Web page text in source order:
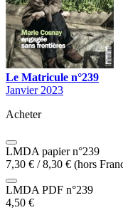
Le Matricule n°239
Janvier 2023
Acheter
LMDA papier n°239
7,30 € /8,30 € (hors
LMDA PDF n°239
4,50 €